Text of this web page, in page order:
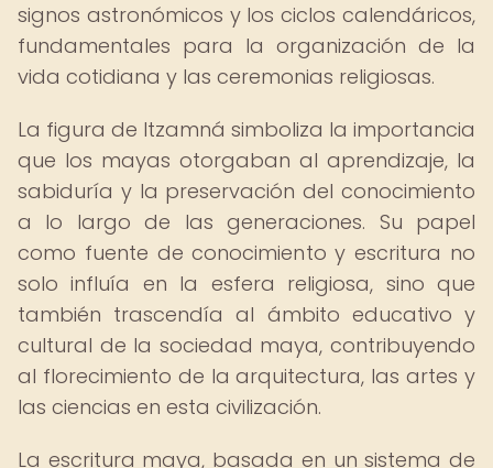
signos astronómicos y los ciclos calendáricos,
fundamentales para la organización de la
vida cotidiana y las ceremonias religiosas.
La figura de Itzamná simboliza la importancia
que los mayas otorgaban al aprendizaje, la
sabiduría y la preservación del conocimiento
a lo largo de las generaciones. Su papel
como fuente de conocimiento y escritura no
solo influía en la esfera religiosa, sino que
también trascendía al ámbito educativo y
cultural de la sociedad maya, contribuyendo
al florecimiento de la arquitectura, las artes y
las ciencias en esta civilización.
La escritura maya, basada en un sistema de